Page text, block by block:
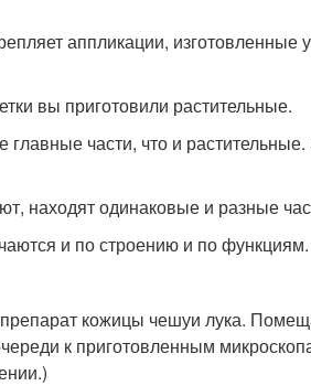
аппликации,
вы приготовили растительные.
части, что и
находят одинаковые и разные
и по строению и по
кожицы чешуи лука.
к приготовленным